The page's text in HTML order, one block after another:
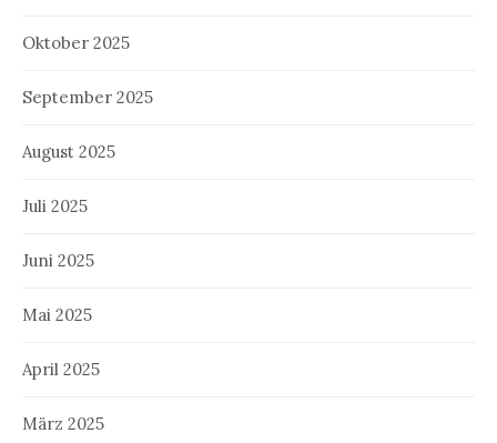
Oktober 2025
September 2025
August 2025
Juli 2025
Juni 2025
Mai 2025
April 2025
März 2025